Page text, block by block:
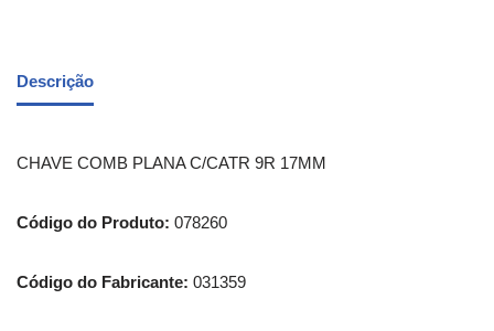
Descrição
CHAVE COMB PLANA C/CATR 9R 17MM
Código do Produto: 078260
Código do Fabricante: 031359